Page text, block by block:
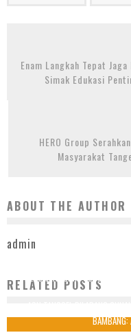
Enam Langkah Tepat
Simak Edukasi
HERO Group
Masyarakat
ABOUT THE AUTHOR
admin
RELATED POSTS
BERSAMA KODIM 0506
VAKSIN
BAMBANG: